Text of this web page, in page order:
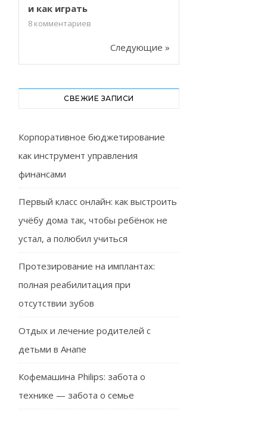
и как играть
8 комментариев
Следующие »
СВЕЖИЕ ЗАПИСИ
Корпоративное бюджетирование
как инструмент управления
финансами
Первый класс онлайн: как выстроить
учёбу дома так, чтобы ребёнок не
устал, а полюбил учиться
Протезирование на имплантах:
полная реабилитация при
отсутствии зубов
Отдых и лечение родителей с
детьми в Анапе
Кофемашина Philips: забота о
технике — забота о семье